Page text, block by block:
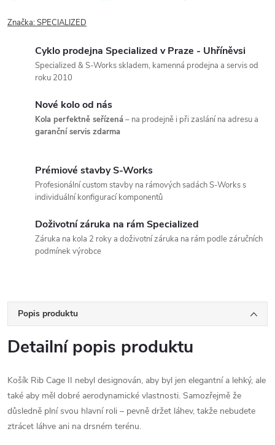
Značka:SPECIALIZED
Cyklo prodejna Specialized v Praze - Uhříněvsi
Specialized & S-Works skladem, kamenná prodejna a servis od
roku 2010
Nové kolo od nás
Kola perfektně seřízená– na prodejně i při zaslání na adresu a
garanční servis zdarma
Prémiové stavby S-Works
Profesionální custom stavby na rámových sadách S-Works s
individuální konfigurací komponentů
Doživotní záruka na rám Specialized
Záruka na kola 2 roky a doživotní záruka na rám podle záručních
podmínek výrobce
Popis produktu
Detailní popis produktu
Košík Rib Cage II nebyl designován, aby byl jen elegantní a lehký, ale
také aby měl dobré aerodynamické vlastnosti. Samozřejmě že
důsledně plní svou hlavní roli – pevně držet láhev, takže nebudete
ztrácet láhve ani na drsném terénu.